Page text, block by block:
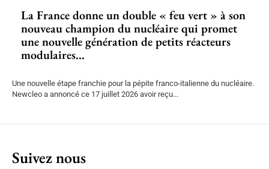
La France donne un double « feu vert » à son
nouveau champion du nucléaire qui promet
une nouvelle génération de petits réacteurs
modulaires...
Une nouvelle étape franchie pour la pépite franco-italienne du nucléaire.
Newcleo a annoncé ce 17 juillet 2026 avoir reçu...
Suivez nous